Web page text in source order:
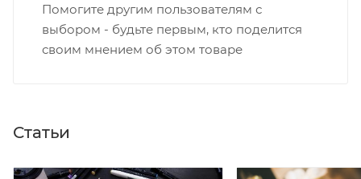
Помогите другим пользователям с
выбором - будьте первым, кто поделится
своим мнением об этом товаре
Статьи